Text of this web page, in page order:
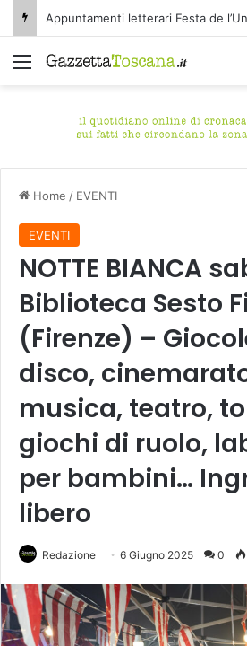
Appuntamenti letterari Festa de
Menu
Home / EVENTI
EVENTI
NOTTE BIANCA
Biblioteca Sesto
(Firenze) –
disco,
musica, teatro,
giochi di ruolo,
per bambini…
libero
Redazione 6 Giugno 2025 0